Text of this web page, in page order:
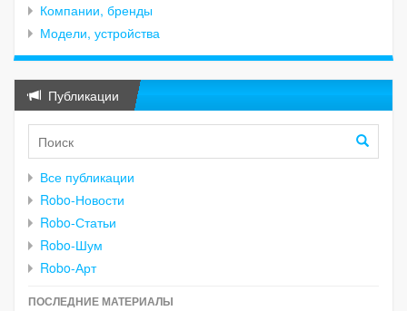
Компании, бренды
Модели, устройства
Публикации
Все публикации
Robo-Новости
Robo-Статьи
Robo-Шум
Robo-Арт
ПОСЛЕДНИЕ МАТЕРИАЛЫ